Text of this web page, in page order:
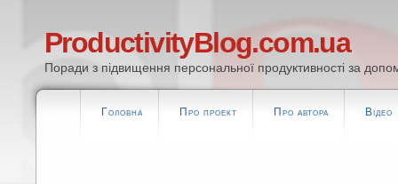
ProductivityBlog.com.ua
Поради з підвищення персональної продуктивності за
Головна Про проект Про автора Відео